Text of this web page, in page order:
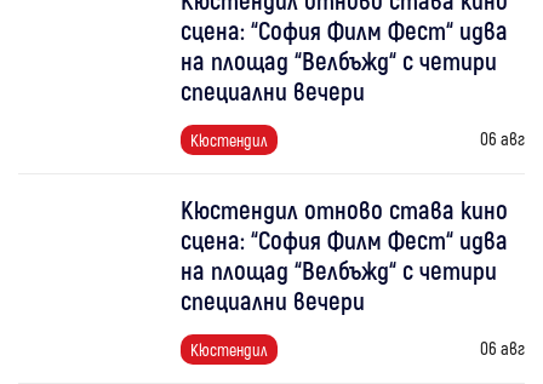
сцена: “София Филм Фест“ идва
на площад “Велбъжд“ с четири
специални вечери
Кюстендил 06 авг
Кюстендил отново става кино
сцена: “София Филм Фест“ идва
на площад “Велбъжд“ с четири
специални вечери
Кюстендил 06 авг